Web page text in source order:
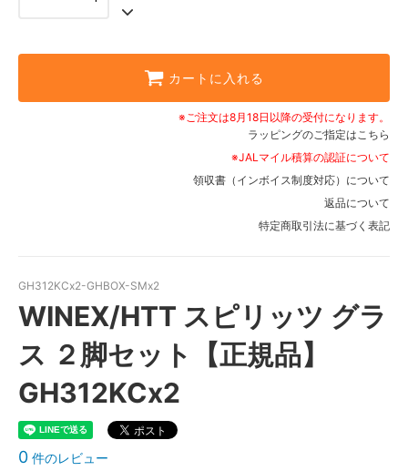
カートに入れる
※ご注文は8月18日以降の受付になります。
ラッピングのご指定はこちら
※JALマイル積算の認証について
領収書（インボイス制度対応）について
返品について
特定商取引法に基づく表記
GH312KCx2-GHBOX-SMx2
WINEX/HTT スピリッツ グラ
ス ２脚セット【正規品】
GH312KCx2
0 件のレビュー